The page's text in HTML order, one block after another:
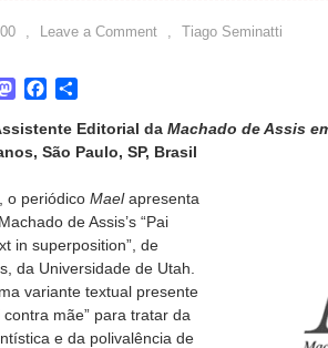
, Leave a Comment , Tiago Seminatti
MastodonFacebook
Editorial da Machado de Assis
São Paulo, SP, Brasil
o periódico Maelapresenta
de Assis’s “Pai
in superposition”, de
da Universidade de Utah.
variante textual presente
mãe” para tratar da
e da polivalência de